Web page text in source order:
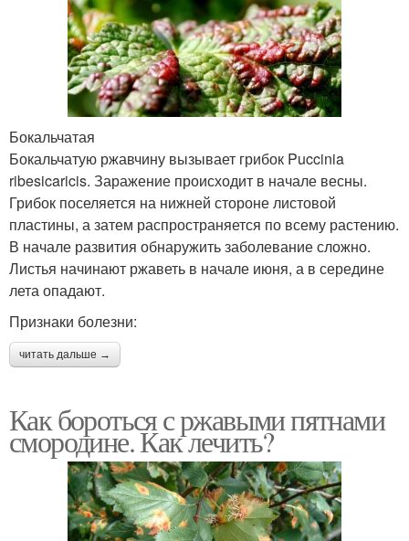
Бокальчатая
Бокальчатую ржавчину вызывает грибок Puccinia
ribesicaricis. Заражение происходит в начале весны.
Грибок поселяется на нижней стороне листовой
пластины, а затем распространяется по всему растению.
В начале развития обнаружить заболевание сложно.
Листья начинают ржаветь в начале июня, а в середине
лета опадают.
Признаки болезни:
читать дальше →
Как бороться с ржавыми пятнами
смородине. Как лечить?